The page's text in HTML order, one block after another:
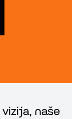
naše